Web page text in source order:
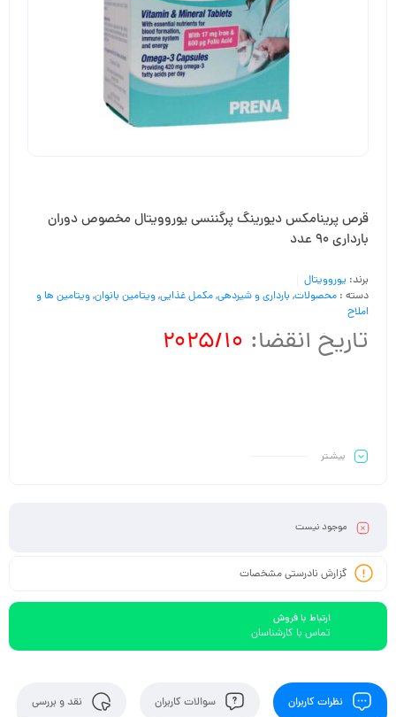
قرص پرینامکس دیورینگ پرگننسی یوروویتال مخصوص دوران
بارداری 90 عدد
برند: یوروویتال
دسته : محصولات, بارداری و شیردهی,مکمل غذایی,ویتامین بانوان,ویتامین ها و
املاح
تاریخ انقضا: 2025/10
بیشـتر
موجود نیست
گزارش نادرستی مشخصات
ارتباط با فروش
تماس با کارشناسان
نظرات کاربران سوالات کاربران نقد و بررسی